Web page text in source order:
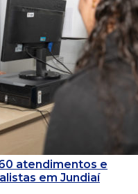
atendimentos e
em Jundiaí